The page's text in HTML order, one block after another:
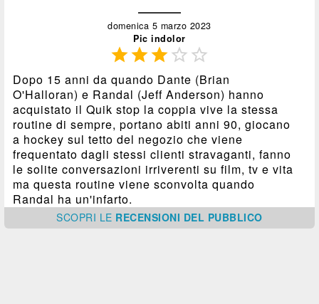
domenica 5 marzo 2023
Pic indolor
 
Dopo 15 anni da quando Dante (Brian
O'Halloran) e Randal (Jeff Anderson) hanno
acquistato il Quik stop la coppia vive la stessa
routine di sempre, portano abiti anni 90, giocano
a hockey sul tetto del negozio che viene
frequentato dagli stessi clienti stravaganti, fanno
le solite conversazioni irriverenti su film, tv e vita
ma questa routine viene sconvolta quando
Randal ha un'infarto.
SCOPRI LE RECENSIONI DEL PUBBLICO